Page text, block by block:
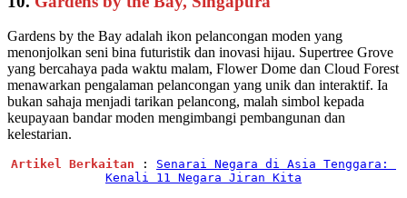
Gardens by the Bay adalah ikon pelancongan moden yang
menonjolkan seni bina futuristik dan inovasi hijau. Supertree Grove
yang bercahaya pada waktu malam, Flower Dome dan Cloud Forest
menawarkan pengalaman pelancongan yang unik dan interaktif. Ia
bukan sahaja menjadi tarikan pelancong, malah simbol kepada
keupayaan bandar moden mengimbangi pembangunan dan
kelestarian.
Artikel Berkaitan : Senarai Negara di Asia Tenggara:
Kenali 11 Negara Jiran Kita